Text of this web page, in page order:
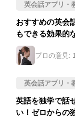
英会話アプリ・
おすすめの英会
もできる効果的
プロの意見: 1
英会話アプリ・
英語を独学で話
い！ゼロからの